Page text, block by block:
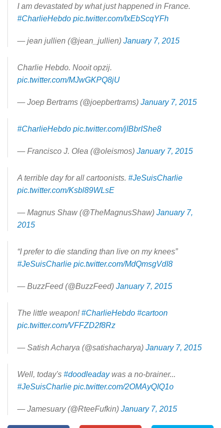
I am devastated by what just happened in France.
#CharlieHebdo pic.twitter.com/IxEbScqYFh
— jean jullien (@jean_jullien) January 7, 2015
Charlie Hebdo. Nooit opzij.
pic.twitter.com/MJwGKPQ8jU
— Joep Bertrams (@joepbertrams) January 7, 2015
#CharlieHebdo pic.twitter.com/jIBbrIShe8
— Francisco J. Olea (@oleismos) January 7, 2015
A terrible day for all cartoonists. #JeSuisCharlie
pic.twitter.com/Ksbl89WLsE
— Magnus Shaw (@TheMagnusShaw) January 7,
2015
“I prefer to die standing than live on my knees”
#JeSuisCharlie pic.twitter.com/MdQmsgVdI8
— BuzzFeed (@BuzzFeed) January 7, 2015
The little weapon!#CharlieHebdo #cartoon
pic.twitter.com/VFFZD2f8Rz
— Satish Acharya (@satishacharya) January 7, 2015
Well, today's #doodleadaywas a no-brainer...
#JeSuisCharlie pic.twitter.com/2OMAyQIQ1o
— Jamesuary (@RteeFufkin) January 7, 2015